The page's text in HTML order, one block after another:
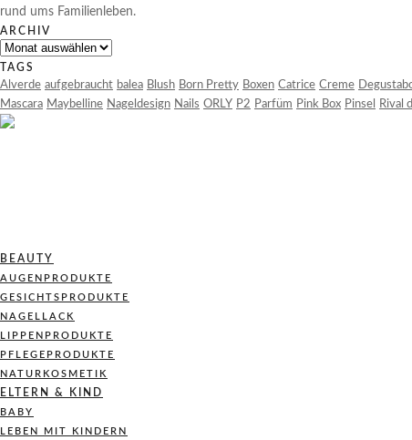
rund ums Familienleben.
ARCHIV
Archiv
TAGS
Alverde aufgebraucht balea Blush Born Pretty Boxen Catrice Creme
Mascara Maybelline Nageldesign Nails ORLY P2 Parfüm Pink Box Pinsel Rival
BEAUTY
AUGENPRODUKTE
GESICHTSPRODUKTE
NAGELLACK
LIPPENPRODUKTE
PFLEGEPRODUKTE
NATURKOSMETIK
ELTERN & KIND
BABY
LEBEN MIT KINDERN